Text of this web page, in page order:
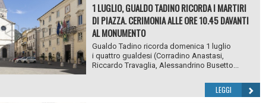
1 LUGLIO, GUALDO TADINO RICORDA I MARTIRI
DI PIAZZA. CERIMONIA ALLE ORE 10.45 DAVANTI
AL MONUMENTO
Gualdo Tadino ricorda domenica 1 luglio
i quattro gualdesi (Corradino Anastasi,
Riccardo Travaglia, Alessandrino Busetto...
LEGGI